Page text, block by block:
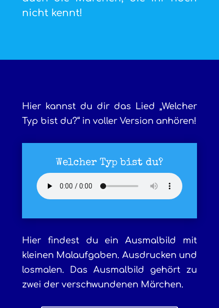
nicht kennt!
Hier kannst du dir das Lied „Welcher
Typ bist du?“ in voller Version anhören!
Welcher Typ bist du?
Hier findest du ein Ausmalbild mit
kleinen Malaufgaben. Ausdrucken und
losmalen. Das Ausmalbild gehört zu
zwei der verschwundenen Märchen.